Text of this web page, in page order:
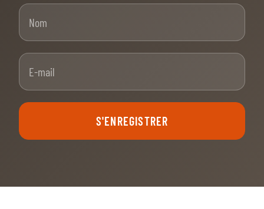
S'ENREGISTRER